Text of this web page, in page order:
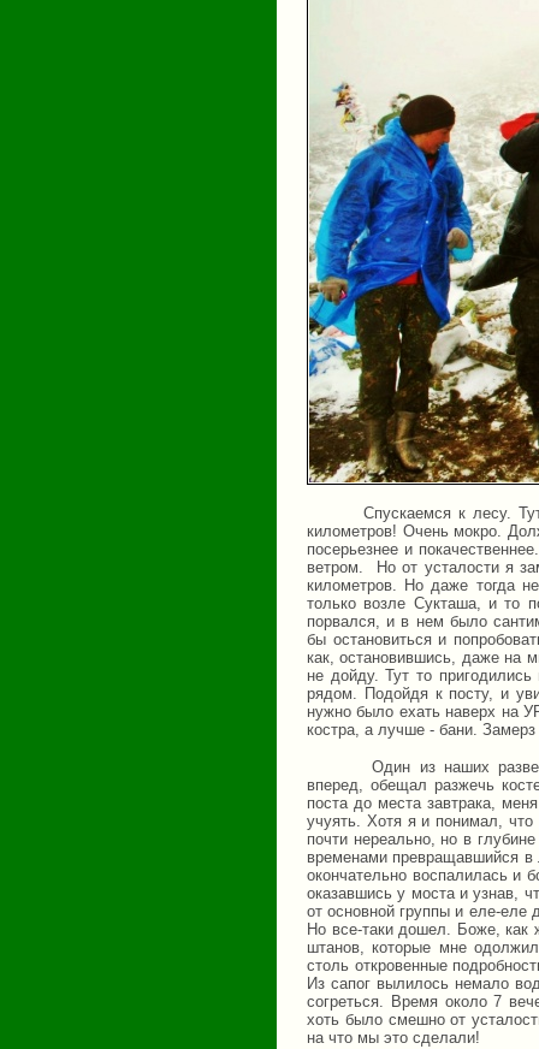
Спускаемся к лесу.
километров! Очень мокро.
посерьезнее и
ветром.
Но от усталости я
километров. Но даже тогда
только возле Сукташа, и то
порвался, и в нем было
бы остановиться и
как, остановившись, даже на
не дойду. Тут то
рядом. Подойдя к посту, и
нужно было ехать наверх на
костра, а лучше - бани.
Один из наших
вперед, обещал разжечь
поста до места завтрака,
учуять. Хотя я и понимал, что
почти нереально, но в
временами превращавшийся в
окончательно воспалилась и
оказавшись у моста и узнав,
от основной группы и еле-
Но все-таки дошел. Боже, как
штанов, которые мне
столь откровенные
Из сапог вылилось немало
согреться. Время около 7
хоть было смешно от
на что мы это сделали!